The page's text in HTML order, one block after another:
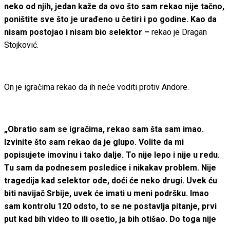
neko od njih, jedan kaže da ovo što sam rekao nije tačno,
poništite sve što je urađeno u četiri i po godine. Kao da
nisam postojao i nisam bio selektor – rekao je Dragan
Stojković.
On je igračima rekao da ih neće voditi protiv Andore.
„Obratio sam se igračima, rekao sam šta sam imao.
Izvinite što sam rekao da je glupo. Volite da mi
popisujete imovinu i tako dalje. To nije lepo i nije u redu.
Tu sam da podnesem posledice i nikakav problem. Nije
tragedija kad selektor ode, doći će neko drugi. Uvek ću
biti navijač Srbije, uvek će imati u meni podršku. Imao
sam kontrolu 120 odsto, to se ne postavlja pitanje, prvi
put kad bih video to ili osetio, ja bih otišao. Do toga nije